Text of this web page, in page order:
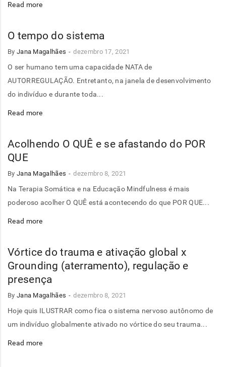
Read more
O tempo do sistema
By Jana Magalhães dezembro 17, 2021
O ser humano tem uma capacidade NATA de
AUTORREGULAÇÃO. Entretanto, na janela de desenvolvimento
do indivíduo e durante toda...
Read more
Acolhendo O QUÊ e se afastando do POR
QUE
By Jana Magalhães dezembro 8, 2021
Na Terapia Somática e na Educação Mindfulness é mais
poderoso acolher O QUÊ está acontecendo do que POR QUE...
Read more
Vórtice do trauma e ativação global x
Grounding (aterramento), regulação e
presença
By Jana Magalhães dezembro 8, 2021
Hoje quis ILUSTRAR como fica o sistema nervoso autônomo de
um indivíduo globalmente ativado no vórtice do seu trauma...
Read more